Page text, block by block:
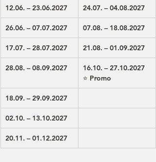
12.06. – 23.06.2027 24.07. – 04.08.2027
26.06. – 07.07.2027 07.08. – 18.08.2027
17.07. – 28.07.2027 21.08. – 01.09.2027
28.08. – 08.09.2027
16.10. – 27.10.2027
⭐ Promo
18.09. – 29.09.2027
02.10. – 13.10.2027
20.11. – 01.12.2027